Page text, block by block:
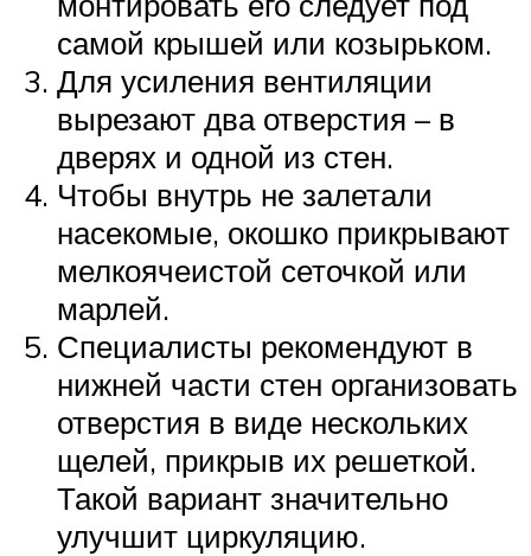
самой крышей или козырьком.
Для усиления вентиляции
вырезают два отверстия – в
дверях и одной из стен.
Чтобы внутрь не залетали
насекомые, окошко прикрывают
мелкоячеистой сеточкой или
марлей.
Специалисты рекомендуют в
нижней части стен организовать
отверстия в виде нескольких
щелей, прикрыв их решеткой.
Такой вариант значительно
улучшит циркуляцию.